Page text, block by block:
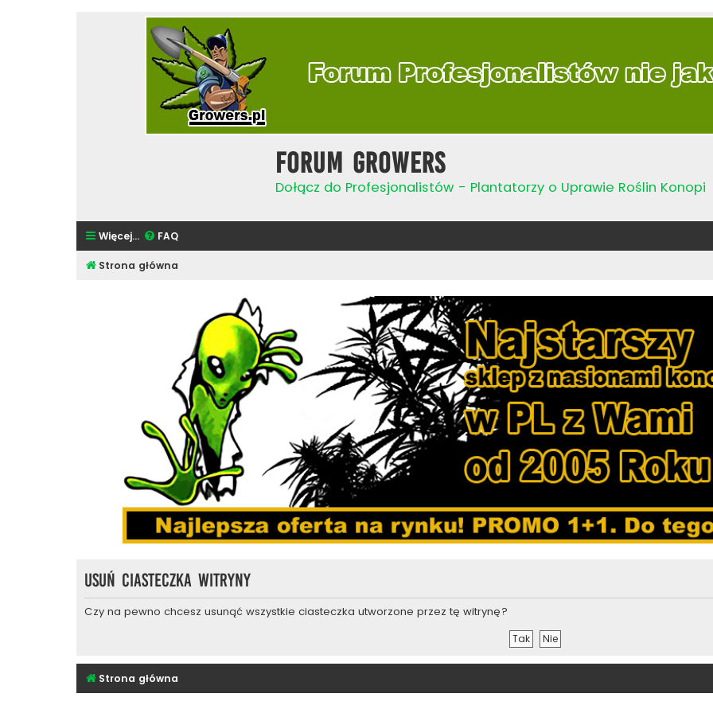
Forum Growers
Dołącz do Profesjonalistów - Plantatorzy o Uprawie Roślin Konopi
Więcej… FAQ
Strona główna
Usuń ciasteczka witryny
Czy na pewno chcesz usunąć wszystkie ciasteczka utworzone przez tę witrynę?
Strona główna